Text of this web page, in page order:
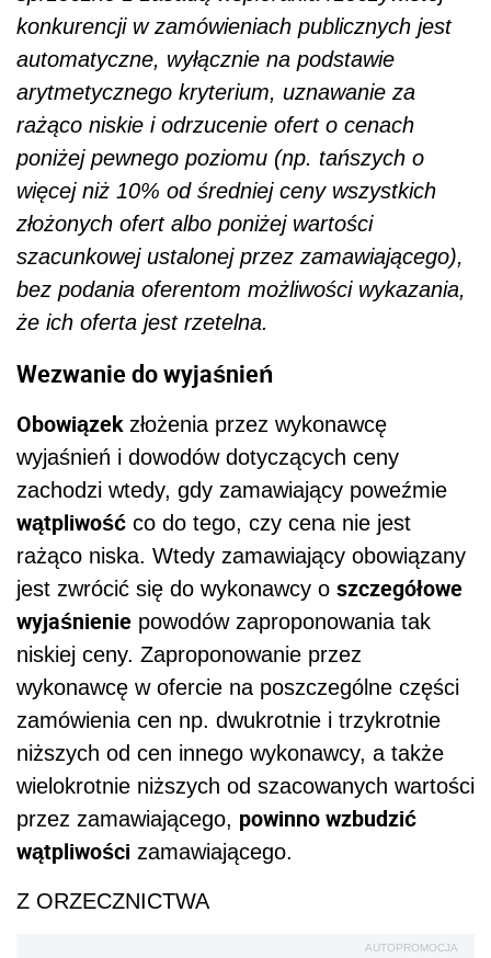
konkurencji w zamówieniach publicznych jest
automatyczne, wyłącznie na podstawie
arytmetycznego kryterium, uznawanie za
rażąco niskie i odrzucenie ofert o cenach
poniżej pewnego poziomu (np. tańszych o
więcej niż 10% od średniej ceny wszystkich
złożonych ofert albo poniżej wartości
szacunkowej ustalonej przez zamawiającego),
bez podania oferentom możliwości wykazania,
że ich oferta jest rzetelna.
Wezwanie do wyjaśnień
Obowiązek złożenia przez wykonawcę
wyjaśnień i dowodów dotyczących ceny
zachodzi wtedy, gdy zamawiający poweźmie
wątpliwość co do tego, czy cena nie jest
rażąco niska. Wtedy zamawiający obowiązany
jest zwrócić się do wykonawcy o szczegółowe
wyjaśnienie powodów zaproponowania tak
niskiej ceny. Zaproponowanie przez
wykonawcę w ofercie na poszczególne części
zamówienia cen np. dwukrotnie i trzykrotnie
niższych od cen innego wykonawcy, a także
wielokrotnie niższych od szacowanych wartości
przez zamawiającego, powinno wzbudzić
wątpliwości zamawiającego.
Z ORZECZNICTWA
AUTOPROMOCJA